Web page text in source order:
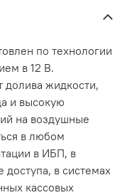
по технологии
в 12 В.
жидкости,
и высокую
на воздушные
в любом
в ИБП, в
доступа, в системах
кассовых